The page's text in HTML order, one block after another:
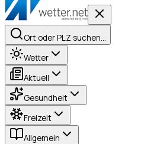
Ort oder PLZ suchen…
Wetter
Aktuell
Gesundheit
Freizeit
Allgemein